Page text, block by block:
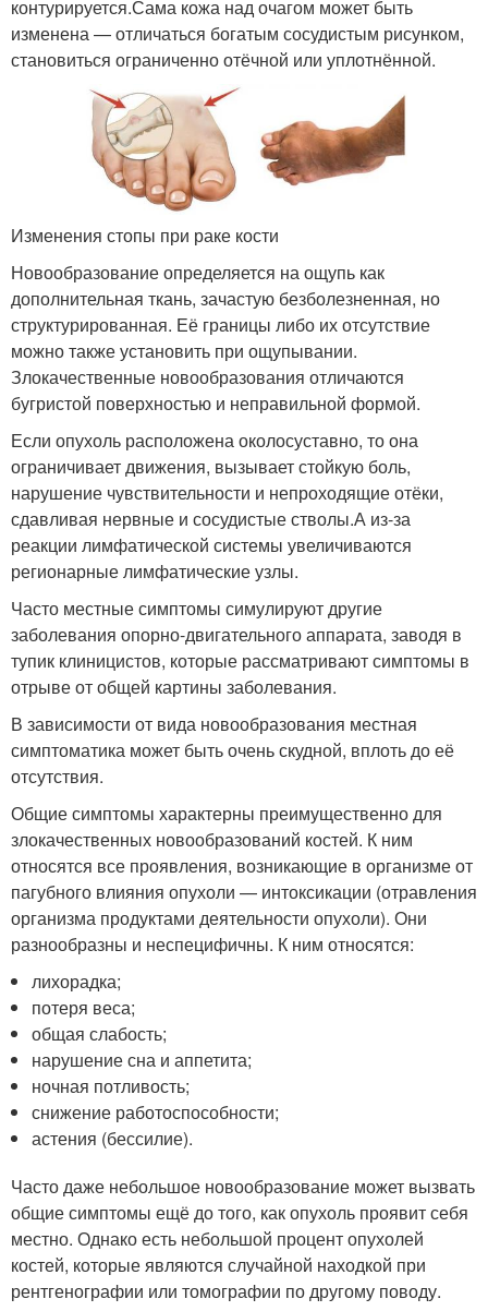
контурируется.Сама кожа над очагом может быть
изменена — отличаться богатым сосудистым рисунком,
становиться ограниченно отёчной или уплотнённой.
Изменения стопы при раке кости
Новообразование определяется на ощупь как
дополнительная ткань, зачастую безболезненная, но
структурированная. Её границы либо их отсутствие
можно также установить при ощупывании.
Злокачественные новообразования отличаются
бугристой поверхностью и неправильной формой.
Если опухоль расположена околосуставно, то она
ограничивает движения, вызывает стойкую боль,
нарушение чувствительности и непроходящие отёки,
сдавливая нервные и сосудистые стволы.А из-за
реакции лимфатической системы увеличиваются
регионарные лимфатические узлы.
Часто местные симптомы симулируют другие
заболевания опорно-двигательного аппарата, заводя в
тупик клиницистов, которые рассматривают симптомы в
отрыве от общей картины заболевания.
В зависимости от вида новообразования местная
симптоматика может быть очень скудной, вплоть до её
отсутствия.
Общие симптомы характерны преимущественно для
злокачественных новообразований костей. К ним
относятся все проявления, возникающие в организме от
пагубного влияния опухоли — интоксикации (отравления
организма продуктами деятельности опухоли). Они
разнообразны и неспецифичны. К ним относятся:
лихорадка;
потеря веса;
общая слабость;
нарушение сна и аппетита;
ночная потливость;
снижение работоспособности;
астения (бессилие).
Часто даже небольшое новообразование может вызвать
общие симптомы ещё до того, как опухоль проявит себя
местно. Однако есть небольшой процент опухолей
костей, которые являются случайной находкой при
рентгенографии или томографии по другому поводу.